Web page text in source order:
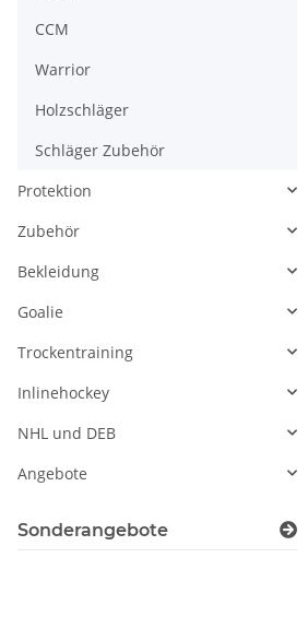
CCM
Warrior
Holzschläger
Schläger Zubehör
Protektion
Zubehör
Bekleidung
Goalie
Trockentraining
Inlinehockey
NHL und DEB
Angebote
Sonderangebote